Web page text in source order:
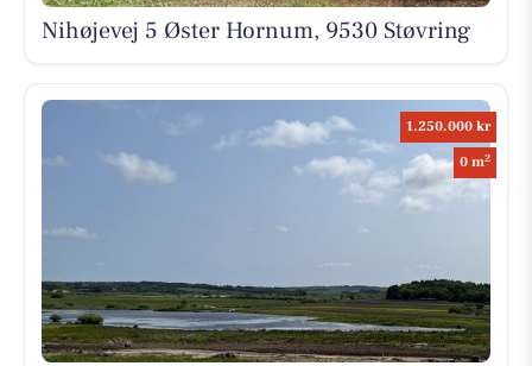
Nihøjevej 5 Øster Hornum, 9530 Støvring
1.250.000 kr
0 m2